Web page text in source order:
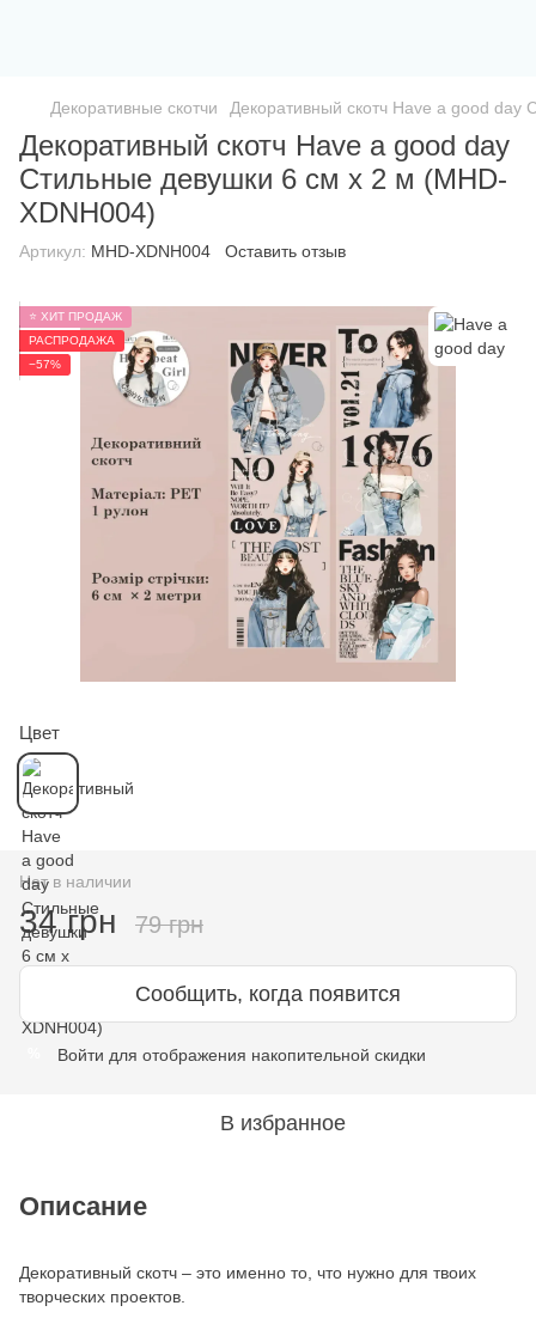
Декоративные скотчи Декоративный скотч Have a good
Декоративный скотч Have a good day
Стильные девушки 6 см х 2 м (MHD-
XDNH004)
Артикул: MHD-XDNH004 Оставить отзыв
⭐ ХИТ ПРОДАЖ
РАСПРОДАЖА
−57%
Цвет
Нет в наличии
34 грн 79 грн
Сообщить, когда появится
Войти для отображения накопительной скидки
В избранное
Описание
Декоративный скотч – это именно то, что нужно для твоих
творческих проектов.